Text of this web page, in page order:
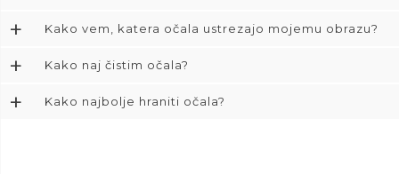
+ Kako vem, katera očala ustrezajo mojemu obrazu?
+ Kako naj čistim očala?
+ Kako najbolje hraniti očala?